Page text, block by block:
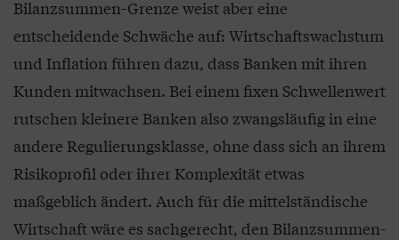
Bilanzsummen-Grenze weist aber eine
entscheidende Schwäche auf: Wirtschaftswachstum
und Inflation führen dazu, dass Banken mit ihren
Kunden mitwachsen. Bei einem fixen Schwellenwert
rutschen kleinere Banken also zwangsläufig in eine
andere Regulierungsklasse, ohne dass sich an ihrem
Risikoprofil oder ihrer Komplexität etwas
maßgeblich ändert. Auch für die mittelständische
Wirtschaft wäre es sachgerecht, den Bilanzsummen-